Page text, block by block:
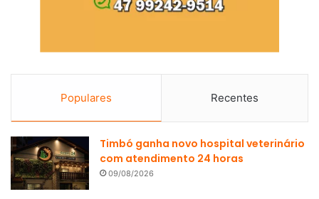
Populares Recentes
Timbó ganha novo hospital veterinário
com atendimento 24 horas
09/08/2026